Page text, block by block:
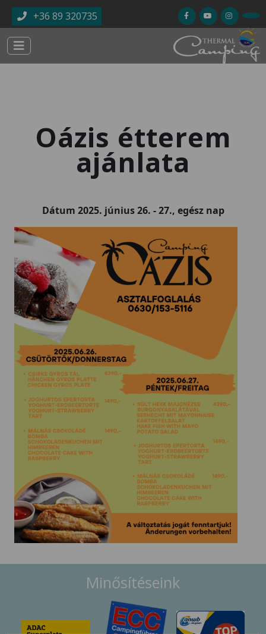
Ugrás a tartalomra
+36 89 320735
Oázis étterem
ajánlata
Dátum 2025. június 26. -27., egész nap
Kép
Minősítéseink